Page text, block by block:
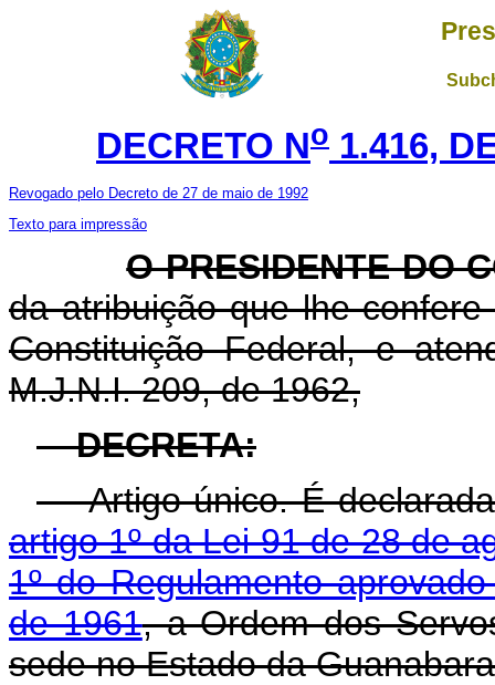
DECRETO No 1.416,
Revogado pelo Decreto de 27 de maio de 1992
Texto para impressão
O PRESIDENTE DO
da atribuição que lhe
Constituição Federal, e
M.J.N.I. 209, de 1962,
DECRETA:
Artigo único. É declarada
artigo 1º da Lei 91 de 28 de
1º do Regulamento
de 1961, a Ordem dos
sede no Estado da